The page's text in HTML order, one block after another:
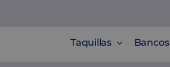
Taquillas Bancos